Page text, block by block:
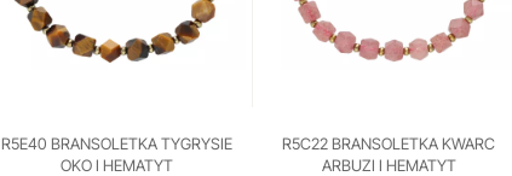
R5E40 BRANSOLETKA TYGRYSIE
OKO I HEMATYT
R5C22 BRANSOLETKA KWARC
ARBUZI I HEMATYT